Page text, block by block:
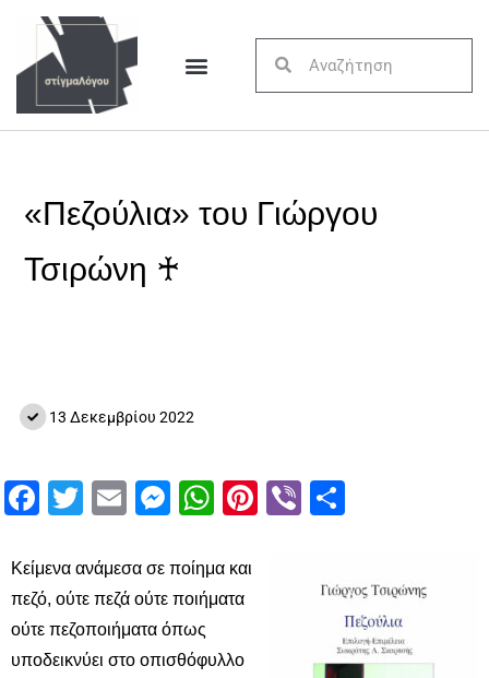
«Πεζούλια» του Γιώργου
Τσιρώνη ♰
13 Δεκεμβρίου 2022
Facebook
Twitter
EmailMessenger
WhatsApp
Pinterest
Viber
Κείμενα ανάμεσα σε ποίημα και
πεζό, ούτε πεζά ούτε ποιήματα
ούτε πεζοποιήματα όπως
υποδεικνύει στο οπισθόφυλλο